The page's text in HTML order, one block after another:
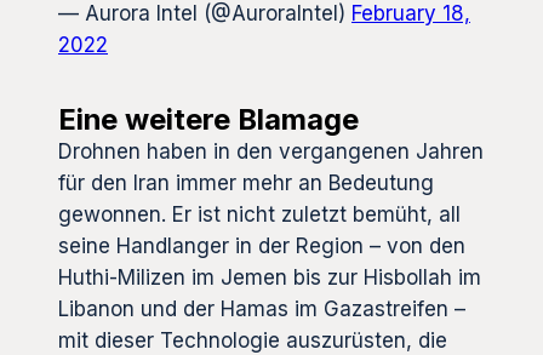
— Aurora Intel (@AuroraIntel) February 18,
2022
Eine weitere Blamage
Drohnen haben in den vergangenen Jahren
für den Iran immer mehr an Bedeutung
gewonnen. Er ist nicht zuletzt bemüht, all
seine Handlanger in der Region – von den
Huthi-Milizen im Jemen bis zur Hisbollah im
Libanon und der Hamas im Gazastreifen –
mit dieser Technologie auszurüsten, die